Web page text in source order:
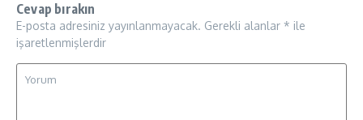
Cevap bırakın
E-posta adresiniz yayınlanmayacak. Gerekli alanlar * ile
işaretlenmişlerdir